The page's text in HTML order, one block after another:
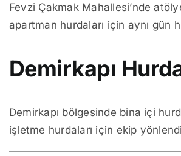
Fevzi Çakmak Mahallesi’nde
apartman hurdaları için aynı gün
Demirkapı
Demirkapı bölgesinde bina içi
işletme hurdaları için ekip